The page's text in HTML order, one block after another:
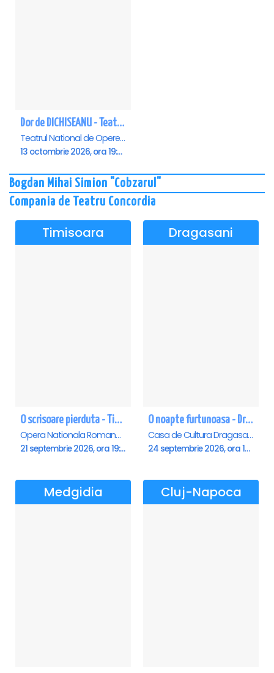
Dor de DICHISEANU - Teatrul Național de Operetă și Musical „Ion Dacian"
Teatrul National de Opereta si Musical Ion Dacian, Bucuresti
13 octombrie 2026, ora 19:00
Bogdan Mihai Simion "Cobzarul"
Compania de Teatru Concordia
Timisoara
O scrisoare pierduta - Timisoara
Opera Nationala Romana , Timisoara
21 septembrie 2026, ora 19:00
Dragasani
O noapte furtunoasa - Dragasani
Casa de Cultura Dragasani, Dragasani
24 septembrie 2026, ora 19:00
Medgidia Cluj-Napoca